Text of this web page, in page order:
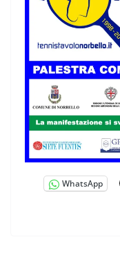
WhatsApp